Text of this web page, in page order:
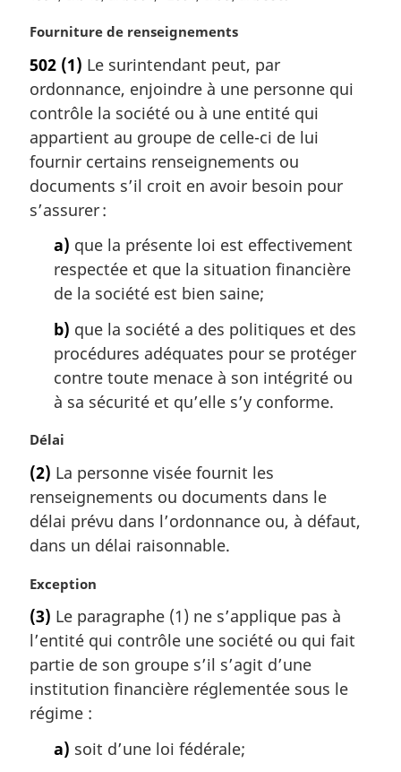
N
t
e
m
r
g
i
n
Fourniture de renseignements
502 (1) Le surintendant peut, par
ordonnance, enjoindre à une personne qui
contrôle la société ou à une entité qui
appartient au groupe de celle-ci de lui
fournir certains renseignements ou
documents s’il croit en avoir besoin pour
s’assurer :
a) que la présente loi est effectivement
respectée et que la situation financière
de la société est bien saine;
b) que la société a des politiques et des
procédures adéquates pour se protéger
contre toute menace à son intégrité ou
à sa sécurité et qu’elle s’y conforme.
N
t
e
m
a
g
n
a
e
:
Délai
(2) La personne visée fournit les
renseignements ou documents dans le
délai prévu dans l’ordonnance ou, à défaut,
dans un délai raisonnable.
N
t
e
m
a
g
Exception
(3) Le paragraphe (1) ne s’applique pas à
l’entité qui contrôle une société ou qui fait
partie de son groupe s’il s’agit d’une
institution financière réglementée sous le
régime :
a) soit d’une loi fédérale;